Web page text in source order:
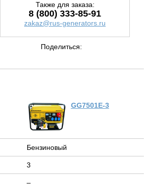
Также для заказа:
8 (800) 333-85-91
zakaz@rus-generators.ru
Поделиться:
GG7501E-3
Бензиновый
3
–